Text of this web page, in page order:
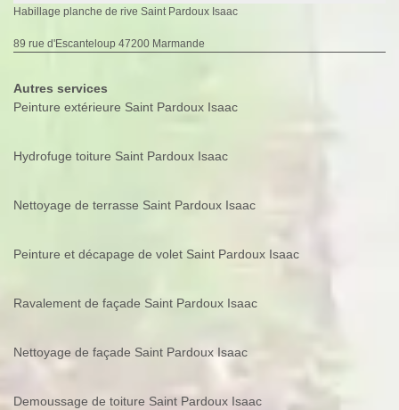
Habillage planche de rive Saint Pardoux Isaac
89 rue d'Escanteloup 47200 Marmande
Autres services
Peinture extérieure Saint Pardoux Isaac
Hydrofuge toiture Saint Pardoux Isaac
Nettoyage de terrasse Saint Pardoux Isaac
Peinture et décapage de volet Saint Pardoux Isaac
Ravalement de façade Saint Pardoux Isaac
Nettoyage de façade Saint Pardoux Isaac
Demoussage de toiture Saint Pardoux Isaac